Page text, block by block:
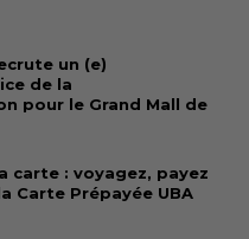
un (e)
de la
pour le Grand Mall de
carte : voyagez, payez
Carte Prépayée UBA